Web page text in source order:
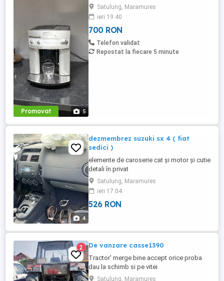
Promovat 5
DeLonghi Magnifica ECO, în stare foarte
bună de funcționare. Prepară espresso,
cafea și cappuccino cu cafea boabe sau
măcinată, fiind ideal atât pentru acasă, cât
și pentru birou. - Preț: 700 lei -Se oferă
factură și ...
Satulung, Maramures
ieri 19:40
700 RON
Telefon validat
Repostat la fiecare 5 minute
4
dezmembrez suzuki sx 4 ( fiat
sedici )
elemente de caroserie cat și motor și cutie
detali în privat
Satulung, Maramures
ieri 17:04
526 RON
2 De vanzare casse1390
Tractor' merge bine accept orice proba
dau la schimb si pe vitei
Satulung, Maramures